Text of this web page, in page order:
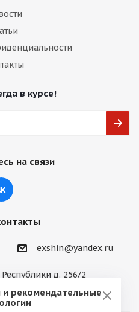
в курсе!
на связи
exshin@yandex.ru
д. 256/2
и рекомендательные